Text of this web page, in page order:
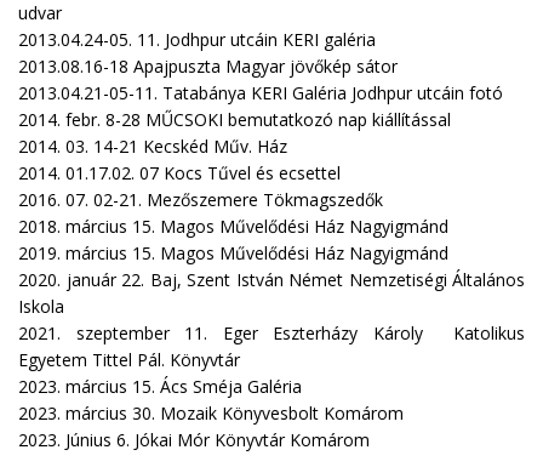
udvar
2013.04.24-05. 11. Jodhpur utcáin KERI galéria
2013.08.16-18 Apajpuszta Magyar jövőkép sátor
2013.04.21-05-11. Tatabánya KERI Galéria Jodhpur utcáin fotó
2014. febr. 8-28 MŰCSOKI bemutatkozó nap kiállítással
2014. 03. 14-21 Kecskéd Műv. Ház
2014. 01.17.02. 07 Kocs Tűvel és ecsettel
2016. 07. 02-21. Mezőszemere Tökmagszedők
2018. március 15. Magos Művelődési Ház Nagyigmánd
2019. március 15. Magos Művelődési Ház Nagyigmánd
2020. január 22. Baj, Szent István Német Nemzetiségi Általános
Iskola
2021. szeptember 11. Eger Eszterházy Károly Katolikus
Egyetem Tittel Pál. Könyvtár
2023. március 15. Ács Sméja Galéria
2023. március 30. Mozaik Könyvesbolt Komárom
2023. Június 6. Jókai Mór Könyvtár Komárom